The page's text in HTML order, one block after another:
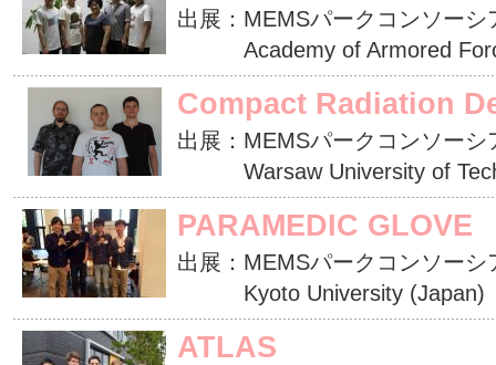
出展：MEMSパークコンソーシ
Academy of Armored
Compact Radiation
出展：MEMSパークコンソーシ
Warsaw University of
PARAMEDIC GLOVE
出展：MEMSパークコンソーシ
Kyoto University (Japan)
ATLAS